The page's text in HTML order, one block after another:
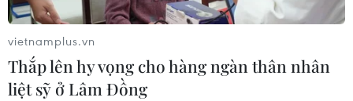
vietnamplus.vn
Thắp lên hy vọng cho hàng ngàn thân nhân
liệt sỹ ở Lâm Đồng